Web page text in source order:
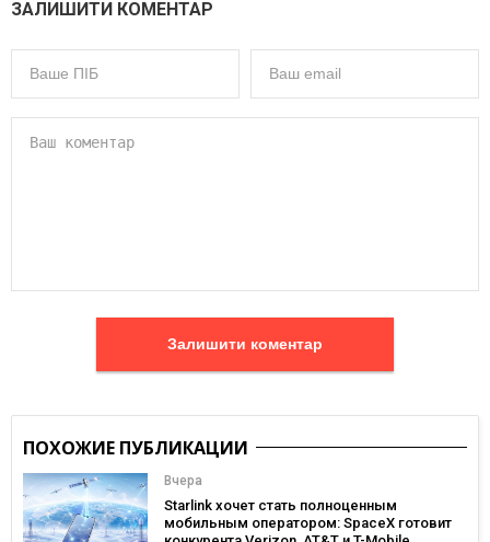
ЗАЛИШИТИ КОМЕНТАР
Залишити коментар
ПОХОЖИЕ ПУБЛИКАЦИИ
Вчера
Starlink хочет стать полноценным
мобильным оператором: SpaceX готовит